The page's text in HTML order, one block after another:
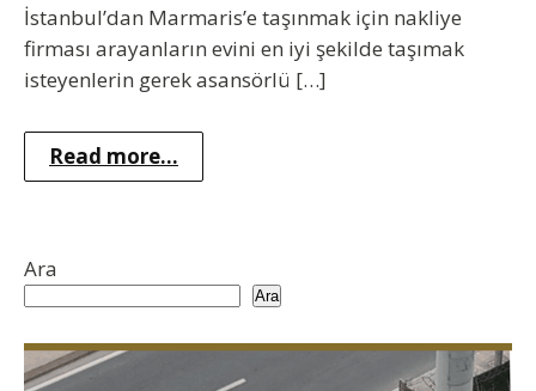
İstanbul’dan Marmaris’e taşınmak için nakliye
firması arayanların evini en iyi şekilde taşımak
isteyenlerin gerek asansörlü […]
Read more...
Ara
Ara